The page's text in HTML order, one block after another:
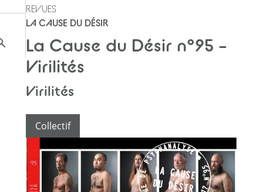
REVUES
LA CAUSE DU DÉSIR
La Cause du Désir n°95 –
Virilités
Virilités
Collectif